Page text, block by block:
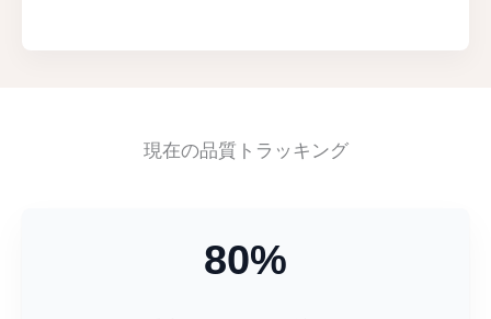
現在の品質トラッキング
80%